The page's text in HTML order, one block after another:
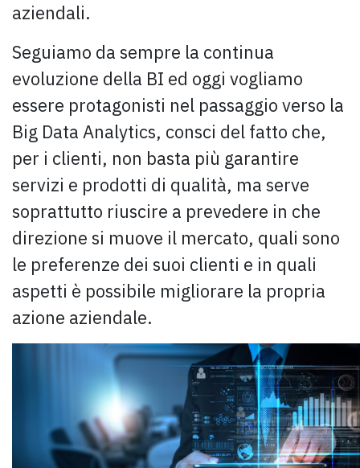
aziendali.
Seguiamo da sempre la continua
evoluzione della BI ed oggi vogliamo
essere protagonisti nel passaggio verso la
Big Data Analytics, consci del fatto che,
per i clienti, non basta più garantire
servizi e prodotti di qualità, ma serve
soprattutto riuscire a prevedere in che
direzione si muove il mercato, quali sono
le preferenze dei suoi clienti e in quali
aspetti è possibile migliorare la propria
azione aziendale.